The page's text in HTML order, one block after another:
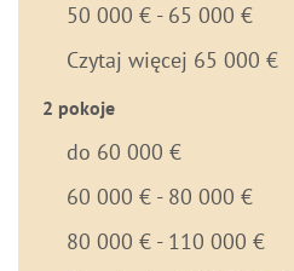
50 000 € - 65 000 €
Czytaj więcej 65 000 €
2 pokoje
do 60 000 €
60 000 € - 80 000 €
80 000 € - 110 000 €